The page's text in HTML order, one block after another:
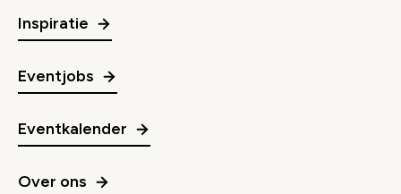
Inspiratie
Eventjobs
Eventkalender
Over ons